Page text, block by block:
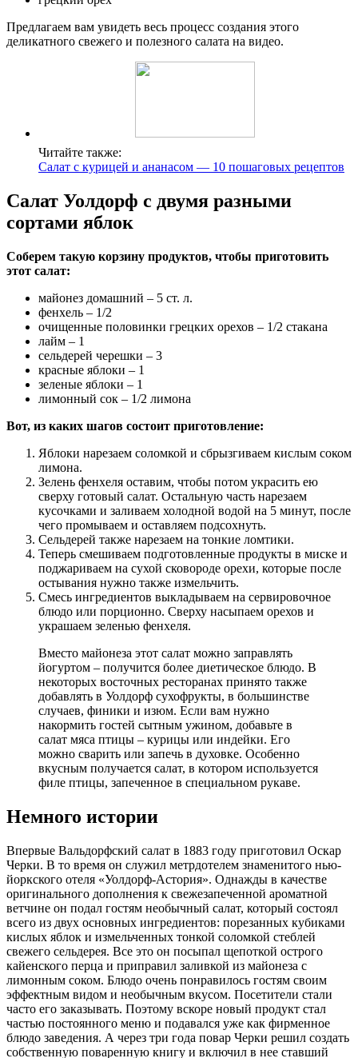
Предлагаем вам увидеть весь процесс создания этого
деликатного свежего и полезного салата на видео.
Читайте также:
Салат с курицей и ананасом — 10 пошаговых рецептов
Салат Уолдорф с двумя разными
сортами яблок
Соберем такую корзину продуктов, чтобы приготовить
этот салат:
майонез домашний – 5 ст. л.
фенхель – 1/2
очищенные половинки грецких орехов – 1/2 стакана
лайм – 1
сельдерей черешки – 3
красные яблоки – 1
зеленые яблоки – 1
лимонный сок – 1/2 лимона
Вот, из каких шагов состоит приготовление:
Яблоки нарезаем соломкой и сбрызгиваем кислым соком
лимона.
Зелень фенхеля оставим, чтобы потом украсить ею
сверху готовый салат. Остальную часть нарезаем
кусочками и заливаем холодной водой на 5 минут, после
чего промываем и оставляем подсохнуть.
Сельдерей также нарезаем на тонкие ломтики.
Теперь смешиваем подготовленные продукты в миске и
поджариваем на сухой сковороде орехи, которые после
остывания нужно также измельчить.
Смесь ингредиентов выкладываем на сервировочное
блюдо или порционно. Сверху насыпаем орехов и
украшаем зеленью фенхеля.
Вместо майонеза этот салат можно заправлять
йогуртом – получится более диетическое блюдо. В
некоторых восточных ресторанах принято также
добавлять в Уолдорф сухофрукты, в большинстве
случаев, финики и изюм. Если вам нужно
накормить гостей сытным ужином, добавьте в
салат мяса птицы – курицы или индейки. Его
можно сварить или запечь в духовке. Особенно
вкусным получается салат, в котором используется
филе птицы, запеченное в специальном рукаве.
Немного истории
Впервые Вальдорфский салат в 1883 году приготовил Оскар
Черки. В то время он служил метрдотелем знаменитого нью-
йоркского отеля «Уолдорф-Астория». Однажды в качестве
оригинального дополнения к свежезапеченной ароматной
ветчине он подал гостям необычный салат, который состоял
всего из двух основных ингредиентов: порезанных кубиками
кислых яблок и измельченных тонкой соломкой стеблей
свежего сельдерея. Все это он посыпал щепоткой острого
кайенского перца и приправил заливкой из майонеза с
лимонным соком. Блюдо очень понравилось гостям своим
эффектным видом и необычным вкусом. Посетители стали
часто его заказывать. Поэтому вскоре новый продукт стал
частью постоянного меню и подавался уже как фирменное
блюдо заведения. А через три года повар Черки решил создать
собственную поваренную книгу и включил в нее ставший